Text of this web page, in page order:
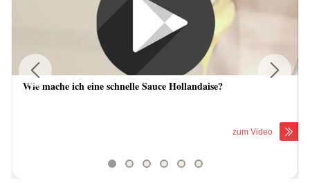
Wie mache ich eine schnelle Sauce Hollandaise?
zum Video
Previous